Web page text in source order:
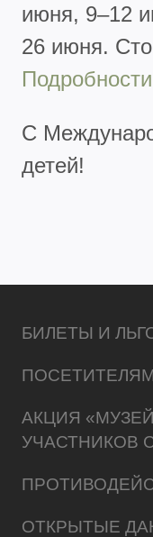
июня, 9–12
26 июня.
Подробности
С
детей!
БИЛЕТЫ И
АКЦИЯ
УЧАСТНИКОВ
ОТКРЫТЫЕ